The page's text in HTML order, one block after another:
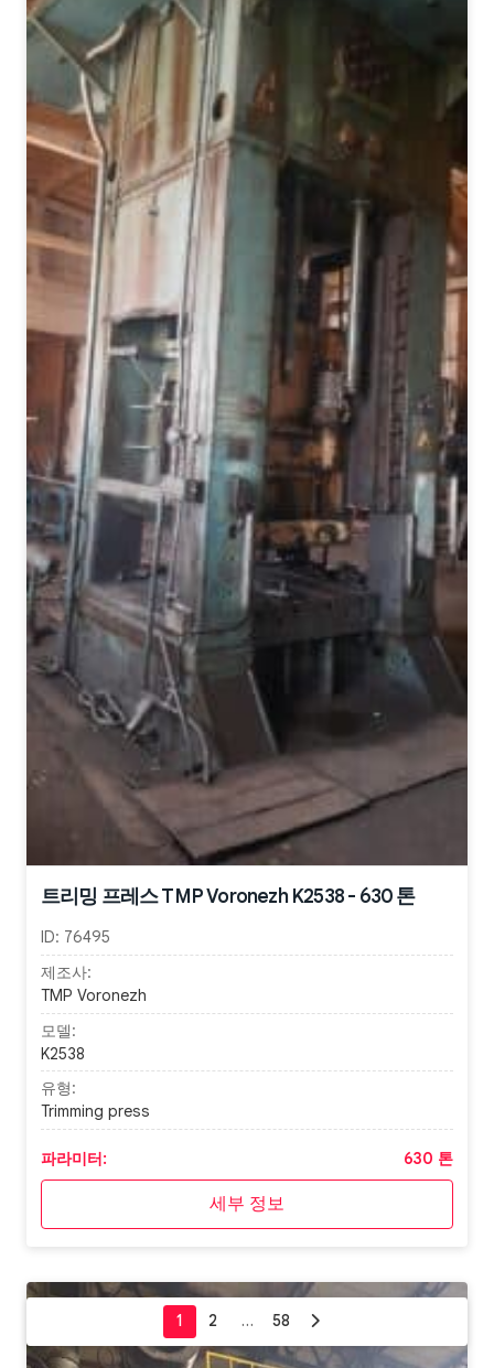
트리밍 프레스 TMP Voronezh K2538 - 630 톤
ID: 76495
제조사:
TMP Voronezh
모델:
K2538
유형:
Trimming press
파라미터: 630 톤
세부 정보